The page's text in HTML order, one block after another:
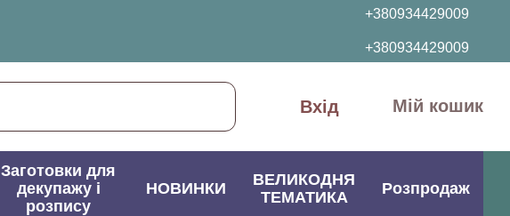
+380934429009
+380934429009
Вхід Мій кошик
Заготовки для
декупажу і
розпису
НОВИНКИ
ВЕЛИКОДНЯ
ТЕМАТИКА
Розпродаж